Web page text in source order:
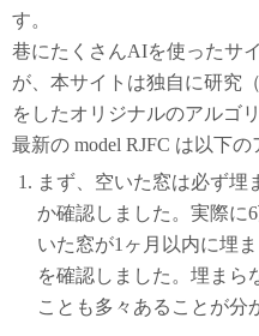
す。
巷にたくさんAIを使ったサ
が、本サイトは独自に研究
をしたオリジナルのアルゴ
最新の model RJFC は以下
まず、空いた窓は必ず埋
か確認しました。実際に
いた窓が1ヶ月以内に埋
を確認しました。埋まら
ことも多々あることが分